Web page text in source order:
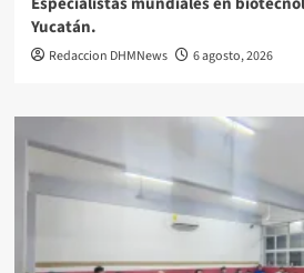
Yucatán.
Redaccion DHMNews 6 agosto, 2026